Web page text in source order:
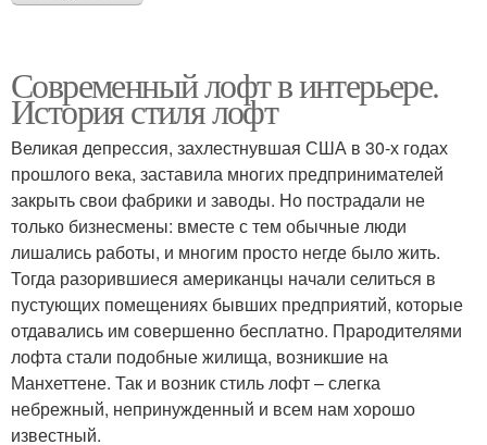
Современный лофт в интерьере.
История стиля лофт
Великая депрессия, захлестнувшая США в 30-х годах
прошлого века, заставила многих предпринимателей
закрыть свои фабрики и заводы. Но пострадали не
только бизнесмены: вместе с тем обычные люди
лишались работы, и многим просто негде было жить.
Тогда разорившиеся американцы начали селиться в
пустующих помещениях бывших предприятий, которые
отдавались им совершенно бесплатно. Прародителями
лофта стали подобные жилища, возникшие на
Манхеттене. Так и возник стиль лофт – слегка
небрежный, непринужденный и всем нам хорошо
известный.